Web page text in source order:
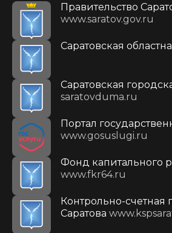
Правительство
www.saratov.gov.ru
Саратовская
Саратовская
saratovduma.ru
Портал
www.gosuslugi.ru
Фонд капитального
www.fkr64.ru
Контрольно-счетная
Саратова